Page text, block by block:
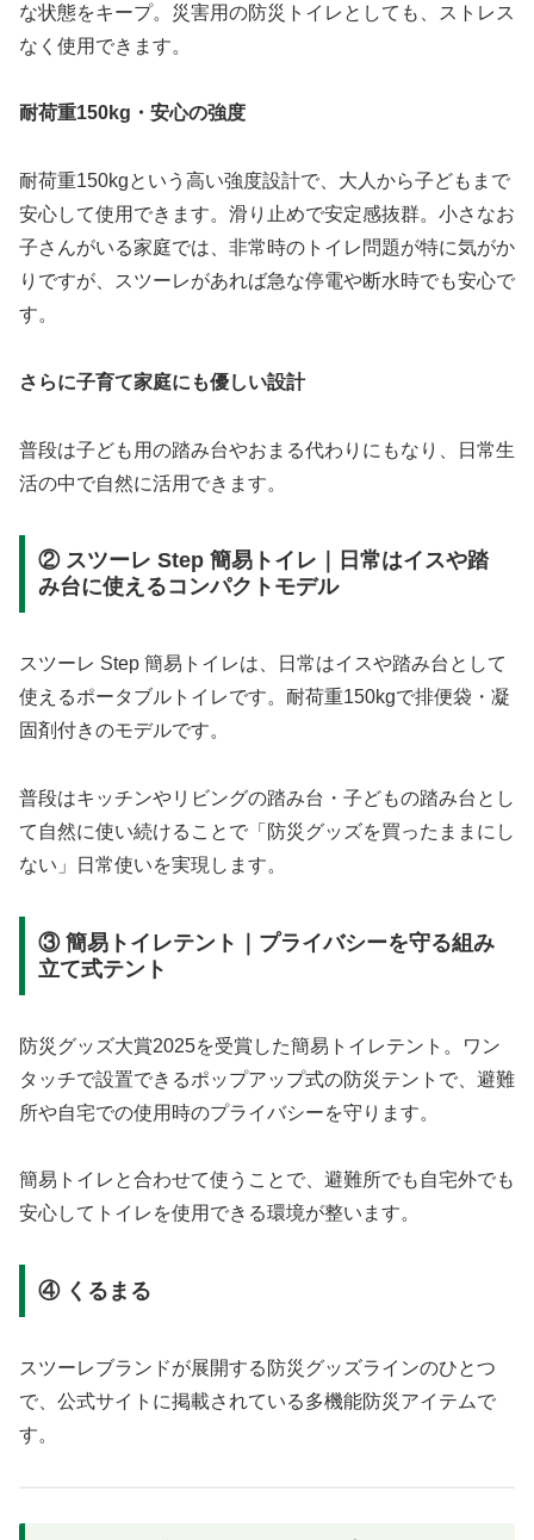
な状態をキープ。災害用の防災トイレとしても、ストレス
なく使用できます。
耐荷重150kg・安心の強度
耐荷重150kgという高い強度設計で、大人から子どもまで
安心して使用できます。滑り止めで安定感抜群。小さなお
子さんがいる家庭では、非常時のトイレ問題が特に気がか
りですが、スツーレがあれば急な停電や断水時でも安心で
す。
さらに子育て家庭にも優しい設計
普段は子ども用の踏み台やおまる代わりにもなり、日常生
活の中で自然に活用できます。
② スツーレ Step 簡易トイレ｜日常はイスや踏
み台に使えるコンパクトモデル
スツーレ Step 簡易トイレは、日常はイスや踏み台として
使えるポータブルトイレです。耐荷重150kgで排便袋・凝
固剤付きのモデルです。
普段はキッチンやリビングの踏み台・子どもの踏み台とし
て自然に使い続けることで「防災グッズを買ったままにし
ない」日常使いを実現します。
③ 簡易トイレテント｜プライバシーを守る組み
立て式テント
防災グッズ大賞2025を受賞した簡易トイレテント。ワン
タッチで設置できるポップアップ式の防災テントで、避難
所や自宅での使用時のプライバシーを守ります。
簡易トイレと合わせて使うことで、避難所でも自宅外でも
安心してトイレを使用できる環境が整います。
④ くるまる
スツーレブランドが展開する防災グッズラインのひとつ
で、公式サイトに掲載されている多機能防災アイテムで
す。